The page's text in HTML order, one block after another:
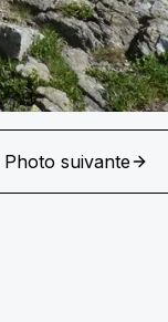
Photo suivante